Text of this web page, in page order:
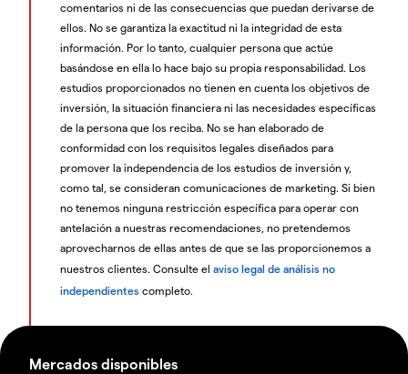
comentarios ni de las consecuencias que puedan derivarse de
ellos. No se garantiza la exactitud ni la integridad de esta
información. Por lo tanto, cualquier persona que actúe
basándose en ella lo hace bajo su propia responsabilidad. Los
estudios proporcionados no tienen en cuenta los objetivos de
inversión, la situación financiera ni las necesidades específicas
de la persona que los reciba. No se han elaborado de
conformidad con los requisitos legales diseñados para
promover la independencia de los estudios de inversión y,
como tal, se consideran comunicaciones de marketing. Si bien
no tenemos ninguna restricción específica para operar con
antelación a nuestras recomendaciones, no pretendemos
aprovecharnos de ellas antes de que se las proporcionemos a
nuestros clientes. Consulte el aviso legal de análisis no
independientes completo.
Mercados disponibles